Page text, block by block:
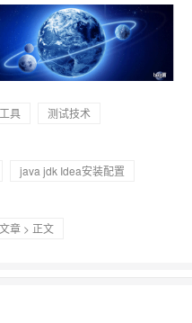
具
测试技术
java jdk Idea安装配置
文章 > 正文